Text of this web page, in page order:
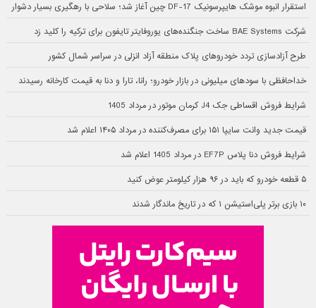
استقرار انبوه موشک هایپرسونیک DF-17 چین آغاز شد؛ سلاحی با رهگیری بسیار دشوار
شرکت BAE Systems ساخت جنگنده‌های یوروفایتر تایفون برای ترکیه را کلید زد
طرح آزادسازی تردد خودروهای پلاک منطقه آزاد انزلی در سراسر شمال کشور
خداحافظی با سودهای میلیونی در بازار خودرو؛ رانا، تارا و دنا به قیمت کارخانه رسیدند
شرایط فروش اقساطی جک J4 کرمان موتور در مرداد 1405
قیمت جدید وانت سایپا ۱۵۱ برای مصرف‌کننده در مرداد ۱۴۰۵ اعلام شد
شرایط فروش دنا پلاس EF7P در مرداد 1405 اعلام شد
۵ قطعه خودرو که باید در ۹۶ هزار کیلومتر عوض کنید
۱۰ بازی برتر پلی‌استیشن ۱ که در تاریخ ماندگار شدند